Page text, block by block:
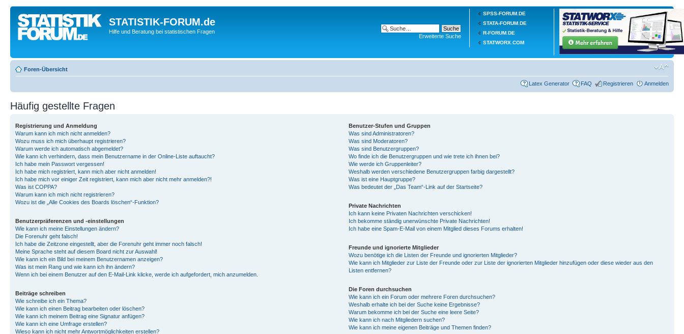
SPSS-FORUM.DE
STATA-FORUM.DE
R-FORUM.DE
STATWORX.COM
STATISTIK-FORUM.de
Hilfe und Beratung bei statistischen Fragen
Erweiterte Suche
Foren-Übersicht
Latex Generator FAQ Registrieren Anmelden
Häufig gestellte Fragen
Registrierung und Anmeldung
Warum kann ich mich nicht anmelden?
Wozu muss ich mich überhaupt registrieren?
Warum werde ich automatisch abgemeldet?
Wie kann ich verhindern, dass mein Benutzername in der Online-Liste auftaucht?
Ich habe mein Passwort vergessen!
Ich habe mich registriert, kann mich aber nicht anmelden!
Ich habe mich vor einiger Zeit registriert, kann mich aber nicht mehr anmelden?!
Was ist COPPA?
Warum kann ich mich nicht registrieren?
Wozu ist die „Alle Cookies des Boards löschen“-Funktion?
Benutzerpräferenzen und -einstellungen
Wie kann ich meine Einstellungen ändern?
Die Forenuhr geht falsch!
Ich habe die Zeitzone eingestellt, aber die Forenuhr geht immer noch falsch!
Meine Sprache steht auf diesem Board nicht zur Auswahl!
Wie kann ich ein Bild bei meinem Benutzernamen anzeigen?
Was ist mein Rang und wie kann ich ihn ändern?
Wenn ich bei einem Benutzer auf den E-Mail-Link klicke, werde ich aufgefordert, mich anzumelden.
Beiträge schreiben
Wie schreibe ich ein Thema?
Wie kann ich einen Beitrag bearbeiten oder löschen?
Wie kann ich meinem Beitrag eine Signatur anfügen?
Wie kann ich eine Umfrage erstellen?
Wieso kann ich nicht mehr Antwortmöglichkeiten erstellen?
Benutzer-Stufen und Gruppen
Was sind Administratoren?
Was sind Moderatoren?
Was sind Benutzergruppen?
Wo finde ich die Benutzergruppen und wie trete ich ihnen bei?
Wie werde ich Gruppenleiter?
Weshalb werden verschiedene Benutzergruppen farbig dargestellt?
Was ist eine Hauptgruppe?
Was bedeutet der „Das Team“-Link auf der Startseite?
Private Nachrichten
Ich kann keine Privaten Nachrichten verschicken!
Ich bekomme ständig unerwünschte Private Nachrichten!
Ich habe eine Spam-E-Mail von einem Mitglied dieses Forums erhalten!
Freunde und ignorierte Mitglieder
Wozu benötige ich die Listen der Freunde und ignorierten Mitglieder?
Wie kann ich Mitglieder zur Liste der Freunde oder zur Liste der ignorierten Mitglieder hinzufügen oder diese wieder aus den
Listen entfernen?
Die Foren durchsuchen
Wie kann ich ein Forum oder mehrere Foren durchsuchen?
Weshalb erhalte ich bei der Suche keine Ergebnisse?
Warum bekomme ich bei der Suche eine leere Seite?
Wie kann ich nach Mitgliedern suchen?
Wie kann ich meine eigenen Beiträge und Themen finden?